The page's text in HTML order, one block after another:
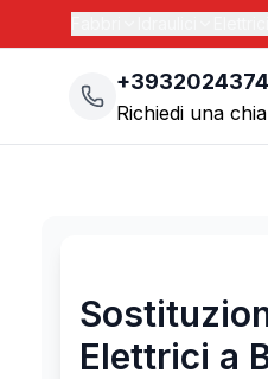
Richiedi una
Elettrici a